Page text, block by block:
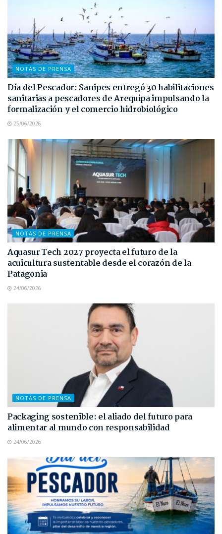
NOTAS DE PRENSA
Día del Pescador: Sanipes entregó 30 habilitaciones
sanitarias a pescadores de Arequipa impulsando la
formalización y el comercio hidrobiológico
25/06/2026
NOTAS DE PRENSA
Aquasur Tech 2027 proyecta el futuro de la
acuicultura sustentable desde el corazón de la
Patagonia
24/06/2026
NOTAS DE PRENSA
Packaging sostenible: el aliado del futuro para
alimentar al mundo con responsabilidad
24/06/2026